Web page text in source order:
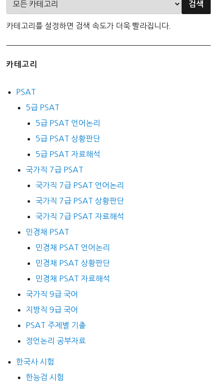
카테고리를 설정하면 검색 속도가 더욱 빨라집니다.
카테고리
PSAT
5급 PSAT
5급 PSAT 언어논리
5급 PSAT 상황판단
5급 PSAT 자료해석
국가직 7급 PSAT
국가직 7급 PSAT 언어논리
국가직 7급 PSAT 상황판단
국가직 7급 PSAT 자료해석
민경채 PSAT
민경채 PSAT 언어논리
민경채 PSAT 상황판단
민경채 PSAT 자료해석
국가직 9급 국어
지방직 9급 국어
PSAT 주제별 기출
정언논리 공부자료
한국사 시험
한능검 시험